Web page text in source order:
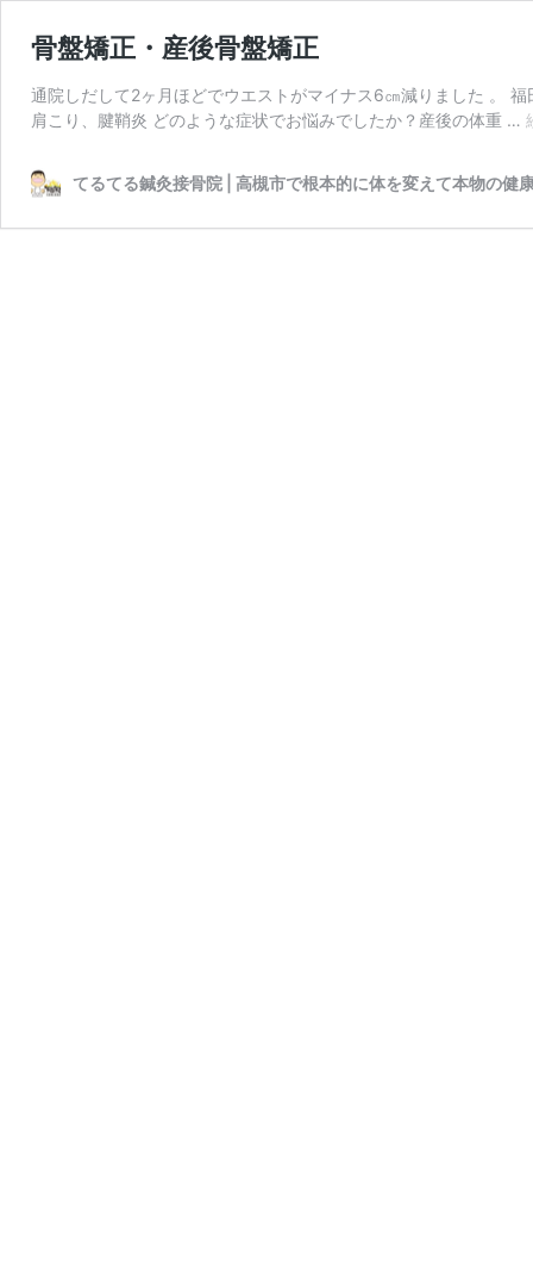
骨盤矯正・産後骨盤矯正
通院しだして2ヶ月ほどでウエストがマイナス6㎝減りました 。
肩こり、腱鞘炎 どのような症状でお悩みでしたか？産後の体重 …
てるてる鍼灸接骨院 | 高槻市で根本的に体を変えて本物の健